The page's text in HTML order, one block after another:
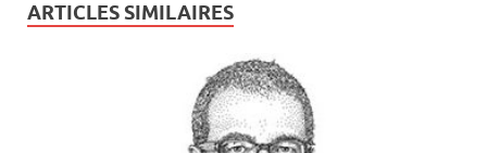
ARTICLES SIMILAIRES